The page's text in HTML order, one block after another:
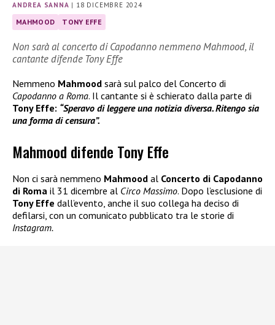
ANDREA SANNA | 18 DICEMBRE 2024
MAHMOOD TONY EFFE
Non sarà al concerto di Capodanno nemmeno Mahmood, il
cantante difende Tony Effe
Nemmeno Mahmood sarà sul palco del Concerto di
Capodanno a Roma. Il cantante si è schierato dalla parte di
Tony Effe: “Speravo di leggere una notizia diversa. Ritengo sia
una forma di censura”.
Mahmood difende Tony Effe
Non ci sarà nemmeno Mahmood al Concerto di Capodanno
di Roma il 31 dicembre al Circo Massimo. Dopo l’esclusione di
Tony Effe dall’evento, anche il suo collega ha deciso di
defilarsi, con un comunicato pubblicato tra le storie di
Instagram.